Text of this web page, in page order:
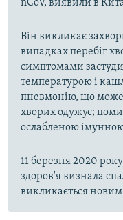
nCoV, виявили в
Він викликає
випадках перебіг
симптомами
температурою і
пневмонію, що може
хворих одужує;
ослабленою
11 березня 2020
здоров'я визнала
викликається